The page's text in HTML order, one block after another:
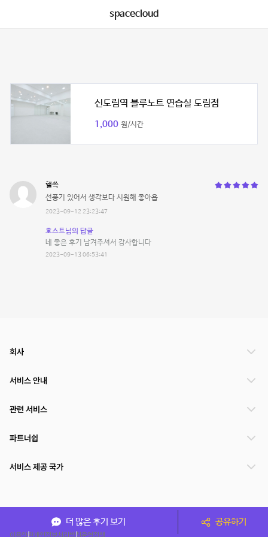
spacecloud
신도림역 블루노트 연습실 도림점
1,000 원/시간
핼쓱
선풍기 있어서 생각보다 시원해 좋아욥
2023-09-12 23:23:47
호스트님의 답글
네 좋은 후기 남겨주셔서 감사합니다
2023-09-13 06:53:41
더 많은 후기 보기 공유하기
회사
서비스 안내
관련 서비스
파트너쉽
서비스 제공 국가
이용약관개인정보처리방침운영정책